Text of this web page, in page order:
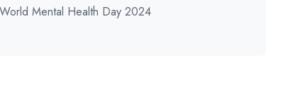
World Mental Health Day 2024